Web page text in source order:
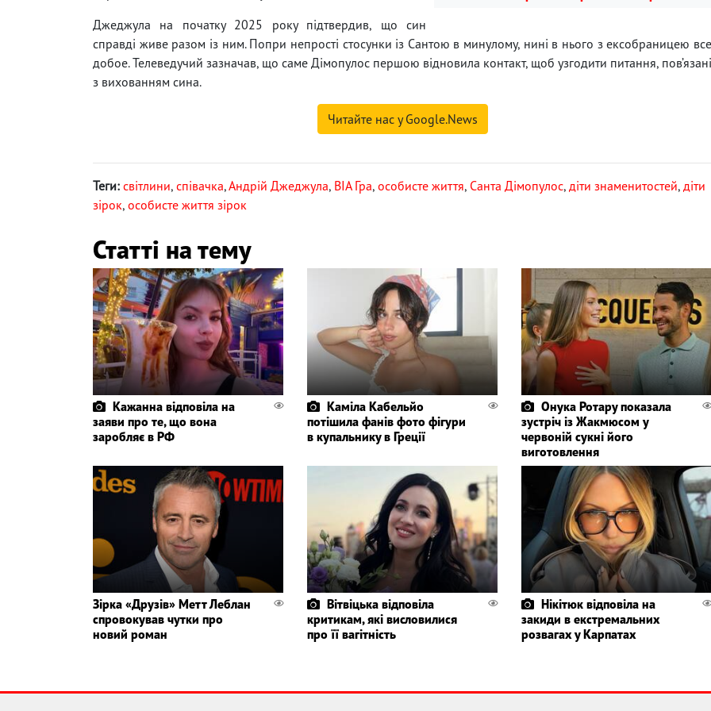
Джеджула на початку 2025 року підтвердив, що син
справді живе разом із ним. Попри непрості стосунки із Сантою в минулому, нині в нього з ексобраницею все
добое. Телеведучий зазначав, що саме Дімопулос першою відновила контакт, щоб узгодити питання, пов’язані
з вихованням сина.
Читайте нас у Google.News
Теги: світлини, співачка,Андрій Джеджула, ВІА Гра, особисте життя, Санта Дімопулос, діти знаменитостей, діти
зірок, особисте життя зірок
Статті на тему
Кажанна відповіла на
заяви про те, що вона
заробляє в РФ
Каміла Кабельйо
потішила фанів фото фігури
в купальнику в Греції
Онука Ротару показала
зустріч із Жакмюсом у
червоній сукні його
виготовлення
Зірка «Друзів» Метт Леблан
спровокував чутки про
новий роман
Вітвіцька відповіла
критикам, які висловилися
про її вагітність
Нікітюк відповіла на
закиди в екстремальних
розвагах у Карпатах